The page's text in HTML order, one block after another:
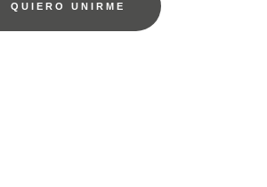
QUIERO UNIRME